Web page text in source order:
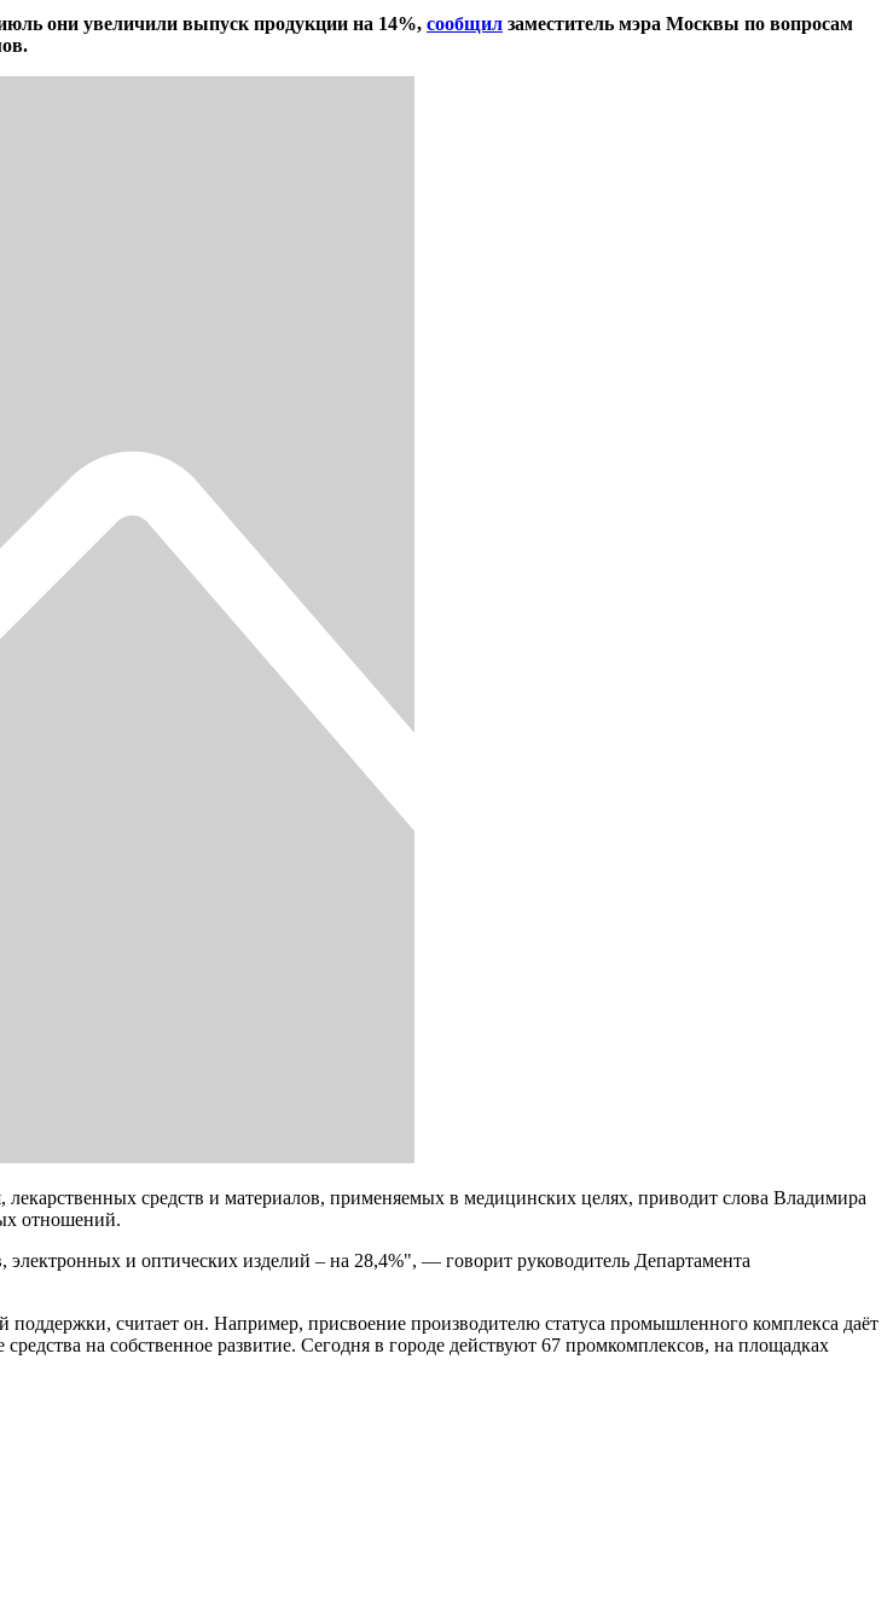
они увеличили выпуск продукции на 14%, сообщил заместитель мэра Москвы по вопросам
средств и материалов, применяемых в медицинских целях, приводит слова Владимира
отношений.
и оптических изделий – на 28,4%", — говорит руководитель Департамента
поддержки, считает он. Например, присвоение производителю статуса промышленного комплекса даёт
на собственное развитие. Сегодня в городе действуют 67 промкомплексов, на площадках